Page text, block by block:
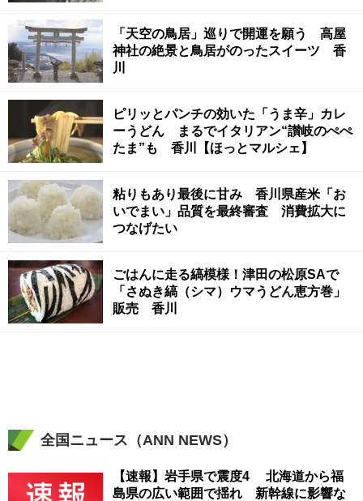
「天空の鳥居」巡りで開運を願う 高屋
神社の絶景と鳥居がのったスイーツ 香
川
ピリッとパンチの効いた「うま辛」カレ
ーうどん まるでイタリアン“讃岐のぺぺ
たま”も 香川【ほっとマルシェ】
粘りもあり最後に甘み 香川県産米「お
いでまい」品質を最終審査 消費拡大に
つなげたい
ごはんに走る縞模様！津田の松原SAで
「さぬき縞（シマ）ウマうどん恵方巻」
販売 香川
全国ニュース（ANN NEWS）
【速報】岩手県で震度4 北海道から福
島県の広い範囲で揺れ 新幹線に影響な